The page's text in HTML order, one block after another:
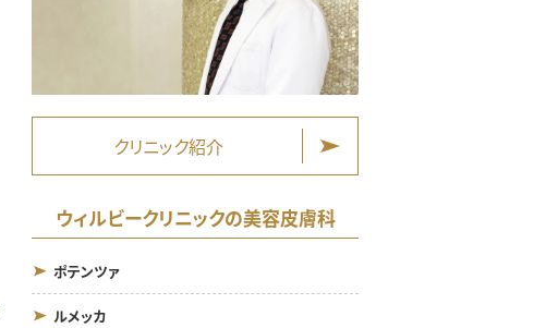
クリニック紹介
ウィルビークリニックの美容皮膚科
ポテンツァ
ルメッカ